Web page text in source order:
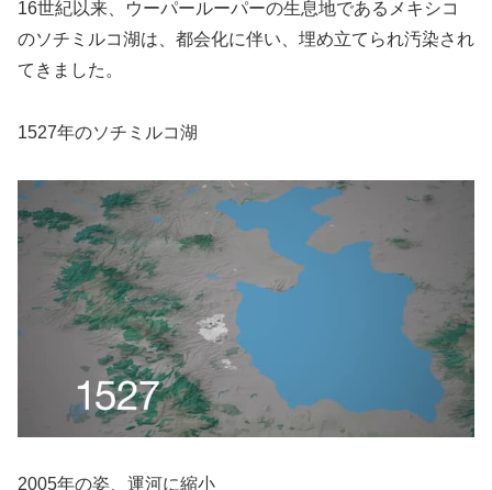
16世紀以来、ウーパールーパーの生息地であるメキシコ
のソチミルコ湖は、都会化に伴い、埋め立てられ汚染され
てきました。
1527年のソチミルコ湖
2005年の姿、運河に縮小